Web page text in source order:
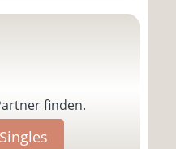
finden.